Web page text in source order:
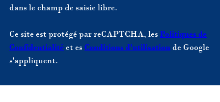
dans le champ de saisie libre.
Ce site est protégé par reCAPTCHA, les Politiques de
Confidentialitéet es Conditions d'utilisationde Google
s'appliquent.